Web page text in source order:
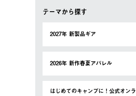
テーマから探す
2027年 新製品ギア
2026年 新作春夏アパレル
はじめてのキャンプに！公式オンラ